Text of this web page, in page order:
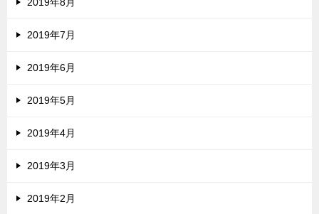
2019年7月
2019年6月
2019年5月
2019年4月
2019年3月
2019年2月